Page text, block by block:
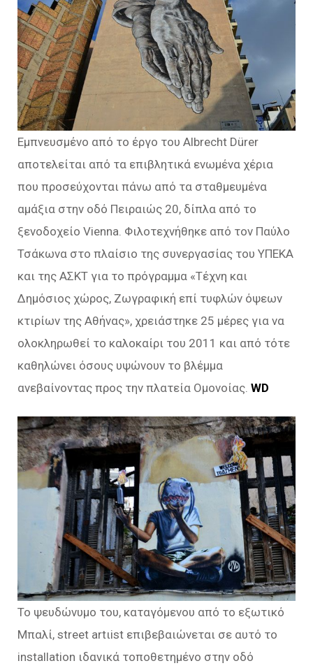
Εμπνευσμένο από το έργο του Albrecht Dürer
αποτελείται από τα επιβλητικά ενωμένα χέρια
που προσεύχονται πάνω από τα σταθμευμένα
αμάξια στην οδό Πειραιώς 20, δίπλα από το
ξενοδοχείο Vienna. Φιλοτεχνήθηκε από τον Παύλο
Τσάκωνα στο πλαίσιο της συνεργασίας του ΥΠΕΚΑ
και της ΑΣΚΤ για το πρόγραμμα «Τέχνη και
Δημόσιος χώρος, Ζωγραφική επί τυφλών όψεων
κτιρίων της Αθήνας», χρειάστηκε 25 μέρες για να
ολοκληρωθεί το καλοκαίρι του 2011 και από τότε
καθηλώνει όσους υψώνουν το βλέμμα
ανεβαίνοντας προς την πλατεία Ομονοίας. WD
To ψευδώνυμο του, καταγόμενου από το εξωτικό
Μπαλί, street artιist επιβεβαιώνεται σε αυτό το
installation ιδανικά τοποθετημένο στην οδό